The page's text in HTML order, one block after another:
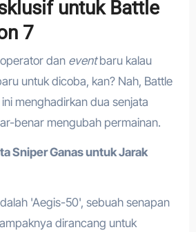
untuk Battle
7
dan eventbaru kalau
untuk dicoba, kan? Nah, Battle
ini menghadirkan dua senjata
benar mengubah permainan.
Sniper Ganas untuk Jarak
'Aegis-50', sebuah senapan
dirancang untuk